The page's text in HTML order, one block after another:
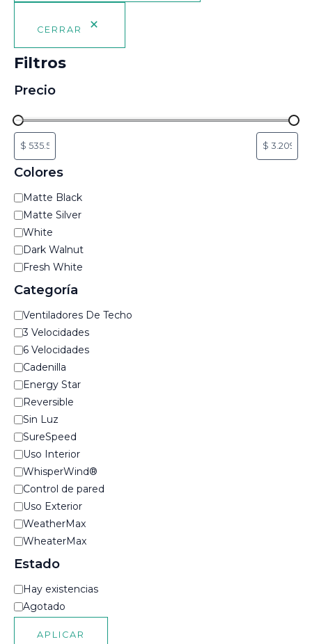
CERRAR
Filtros
Precio
Colores
C
o
o
r
e
Matte Black
Matte Silver
White
Dark Walnut
Fresh White
Categoría
C
a
e
g
o
r
a
Ventiladores De Techo
3 Velocidades
6 Velocidades
Cadenilla
Energy Star
Reversible
Sin Luz
SureSpeed
Uso Interior
WhisperWind®
Control de pared
Uso Exterior
WeatherMax
WheaterMax
Estado
D
i
s
Hay existencias
Agotado
APLICAR